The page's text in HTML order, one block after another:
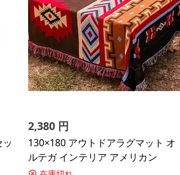
2,380 円
130×180 アウトドアラグマット オ
ルテガ インテリア アメリカン